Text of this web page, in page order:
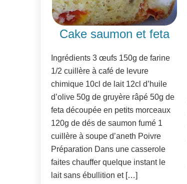
Cake saumon et feta
Ingrédients 3 œufs 150g de farine
1/2 cuillère à café de levure
chimique 10cl de lait 12cl d’huile
d’olive 50g de gruyère râpé 50g de
feta découpée en petits morceaux
120g de dés de saumon fumé 1
cuillère à soupe d’aneth Poivre
Préparation Dans une casserole
faites chauffer quelque instant le
lait sans ébullition et […]